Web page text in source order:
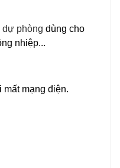
dự phòng dùng cho
nhiệp...
mất mạng điện.